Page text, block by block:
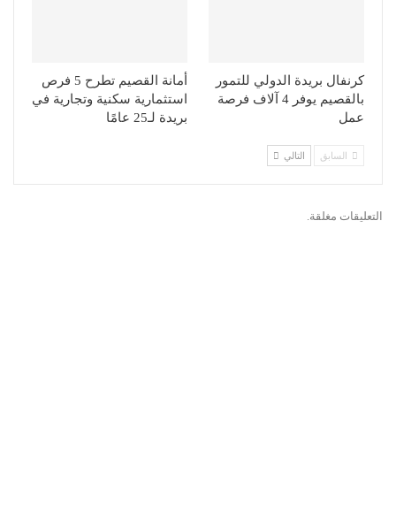
كرنفال بريدة الدولي للتمور
بالقصيم يوفر 4 آلاف فرصة
عمل
أمانة القصيم تطرح 5 فرص
استثمارية سكنية وتجارية في
بريدة لـ25 عامًا
السابق التالي
التعليقات مغلقة.